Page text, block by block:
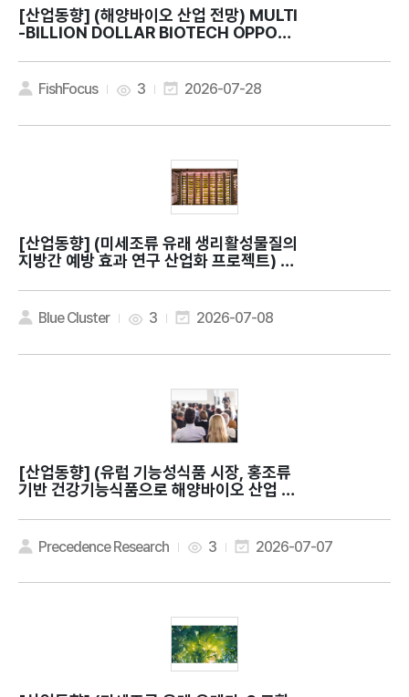
[산업동향]
-BILLION DOLLAR BIOTECH OPPORT
FishFocus 3 2026-07-28
[산업동향]
지방간 예방 효과 연구 산업화 프로젝트) C
r health?
Blue Cluster 3 2026-07-08
[산업동향]
기반 건강기능식품으로 해양바이오 산업 확
Expands as Pure Ocean Algae Lau
nches Red Seaweed Supplements
Precedence Research 3 2026-07-07